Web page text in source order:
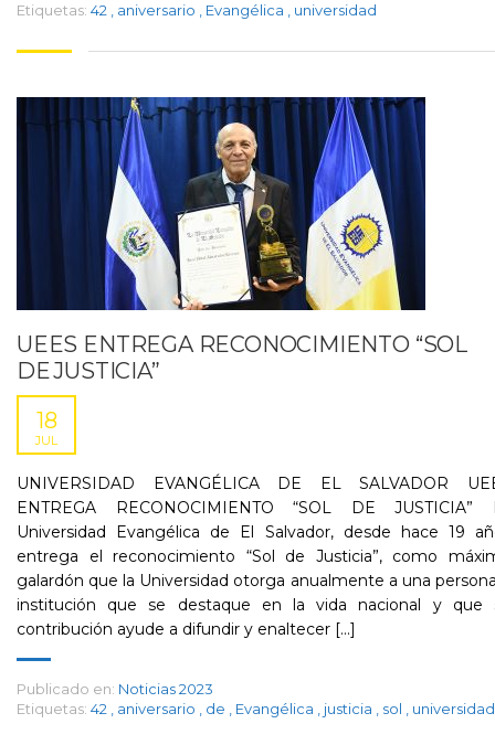
Etiquetas: 42 aniversario Evangélica universidad
UEES ENTREGA RECONOCIMIENTO “SOL
DE JUSTICIA”
18
JUL
UNIVERSIDAD EVANGÉLICA DE EL SALVADOR
ENTREGA RECONOCIMIENTO “SOL DE JUSTICIA”
Universidad Evangélica de El Salvador, desde hace 19
entrega el reconocimiento “Sol de Justicia”, como
galardón que la Universidad otorga anualmente a una
institución que se destaque en la vida nacional y que
contribución ayude a difundir y enaltecer [...]
Publicado en: Noticias 2023
Etiquetas: 42 aniversario de Evangélica justicia sol universidad